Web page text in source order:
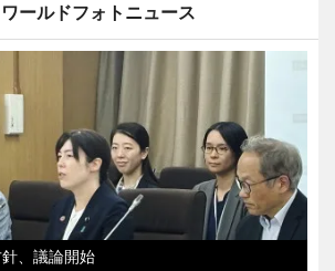
ワールドフォトニュース
、議論開始